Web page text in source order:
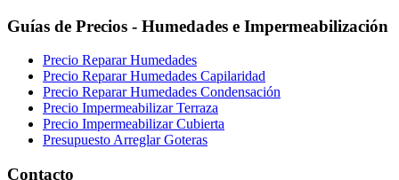
Guías de Precios - Humedades e Impermeabilización
Precio Reparar Humedades
Precio Reparar Humedades Capilaridad
Precio Reparar Humedades Condensación
Precio Impermeabilizar Terraza
Precio Impermeabilizar Cubierta
Presupuesto Arreglar Goteras
Contacto